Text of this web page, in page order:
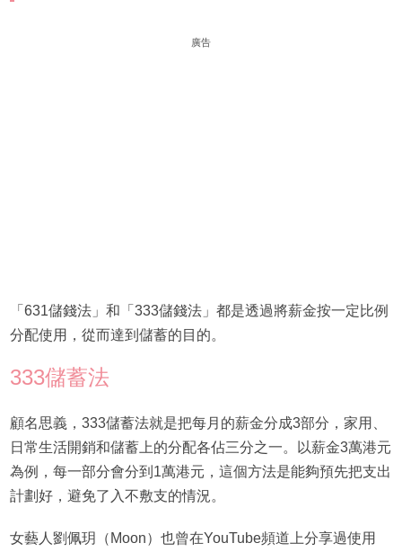
廣告
「631儲錢法」和「333儲錢法」都是透過將薪金按一定比例
分配使用，從而達到儲蓄的目的。
333儲蓄法
顧名思義，333儲蓄法就是把每月的薪金分成3部分，家用、
日常生活開銷和儲蓄上的分配各佔三分之一。以薪金3萬港元
為例，每一部分會分到1萬港元，這個方法是能夠預先把支出
計劃好，避免了入不敷支的情況。
女藝人劉佩玥（Moon）也曾在YouTube頻道上分享過使用